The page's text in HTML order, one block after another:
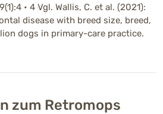
• 4 Vgl. Wallis, C. et al. (2021):
disease with breed size, breed,
dogs in primary-care practice.
zum Retromops